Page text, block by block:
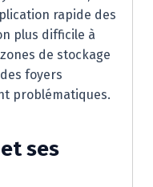
rapide des
plus difficile à
de stockage
foyers
problématiques.
ses